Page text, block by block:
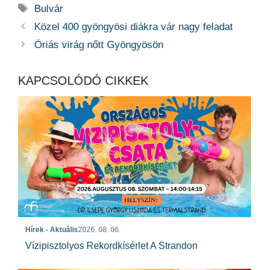
Címkék
Bulvár
Közel 400 gyöngyösi diákra vár nagy feladat
Óriás virág nőtt Gyöngyösön
KAPCSOLÓDÓ CIKKEK
Hírek - Aktuális2026. 08. 06.
Vízipisztolyos Rekordkísérlet A Strandon